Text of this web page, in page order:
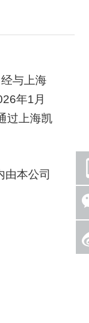
与上海
年1月
过上海凯
本公司